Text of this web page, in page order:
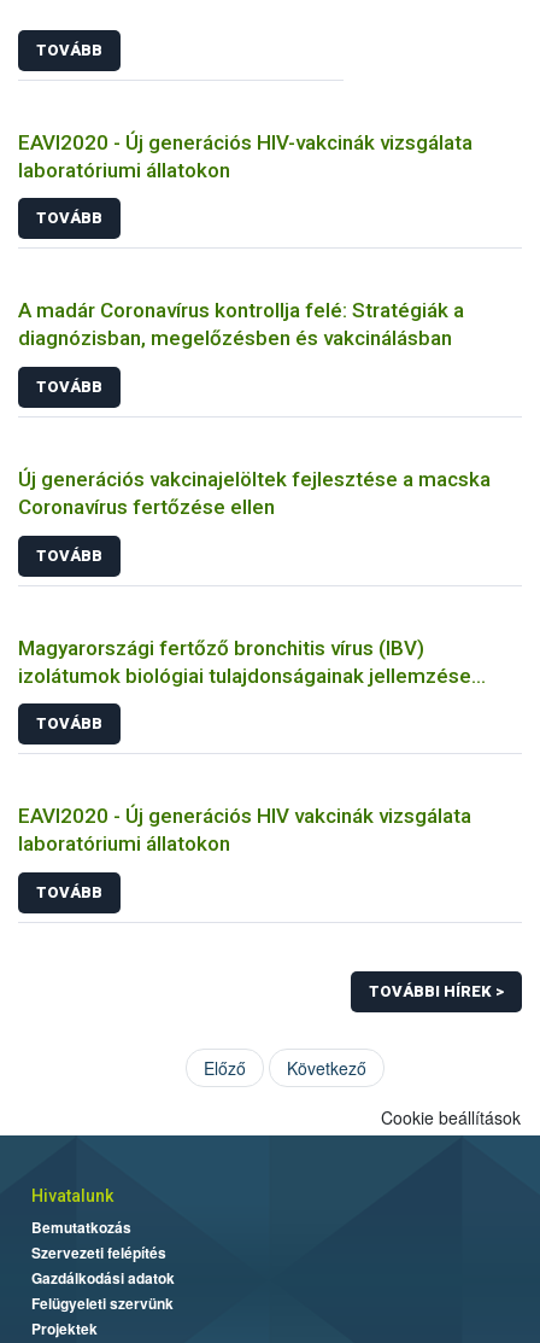
TOVÁBB
EAVI2020 - Új generációs HIV-vakcinák vizsgálata
laboratóriumi állatokon
TOVÁBB
A madár Coronavírus kontrollja felé: Stratégiák a
diagnózisban, megelőzésben és vakcinálásban
TOVÁBB
Új generációs vakcinajelöltek fejlesztése a macska
Coronavírus fertőzése ellen
TOVÁBB
Magyarországi fertőző bronchitis vírus (IBV)
izolátumok biológiai tulajdonságainak jellemzése
állatkísérletes és molekuláris biológiai eszközökkel
TOVÁBB
EAVI2020 - Új generációs HIV vakcinák vizsgálata
laboratóriumi állatokon
TOVÁBB
TOVÁBBI HÍREK >
Előző Következő
Cookie beállítások
Hivatalunk
Bemutatkozás
Szervezeti felépítés
Gazdálkodási adatok
Felügyeleti szervünk
Projektek